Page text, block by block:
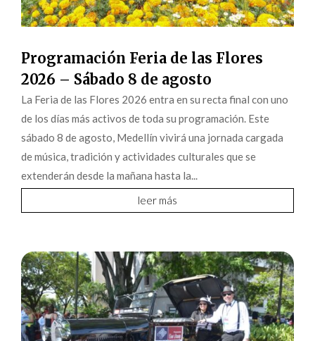
Programación Feria de las Flores
2026 – Sábado 8 de agosto
La Feria de las Flores 2026 entra en su recta final con uno
de los días más activos de toda su programación. Este
sábado 8 de agosto, Medellín vivirá una jornada cargada
de música, tradición y actividades culturales que se
extenderán desde la mañana hasta la...
leer más